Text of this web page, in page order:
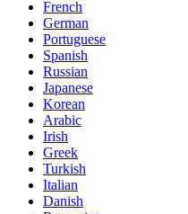
French
German
Portuguese
Spanish
Russian
Japanese
Korean
Arabic
Irish
Greek
Turkish
Italian
Danish